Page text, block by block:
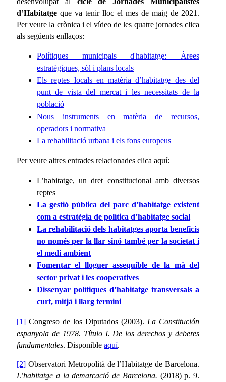
d’Habitatge que va tenir lloc el mes de maig de 2021.
Per veure la crònica i el vídeo de les quatre jornades clica
als següents enllaços:
Polítiques municipals d'habitatge: Àrees
estratègiques, sòl i plans locals
Els reptes locals en matèria d’habitatge des del
punt de vista del mercat i les necessitats de la
població
Nous instruments en matèria de recursos,
operadors i normativa
La rehabilitació urbana i els fons europeus
Per veure altres entrades relacionades clica aquí:
L’habitatge, un dret constitucional amb diversos
reptes
La gestió pública del parc d’habitatge existent
com a estratègia de política d’habitatge social
La rehabilitació dels habitatges aporta beneficis
no només per la llar sinó també per la societat i
el medi ambient
Fomentar el lloguer assequible de la mà del
sector privat i les cooperatives
Dissenyar polítiques d’habitatge transversals a
curt, mitjà i llarg termini
[1] Congreso de los Diputados (2003). La Constitución
espanyola de 1978. Título I. De los derechos y deberes
fundamentales. Disponible aquí.
[2] Observatori Metropolità de l’Habitatge de Barcelona.
L’habitatge a la demarcació de Barcelona. (2018) p. 9.